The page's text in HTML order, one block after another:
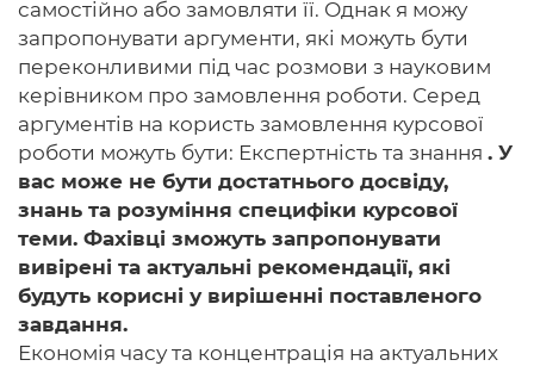
самостійно або замовляти її. Однак я можу
запропонувати аргументи, які можуть бути
переконливими під час розмови з науковим
керівником про замовлення роботи. Серед
аргументів на користь замовлення курсової
роботи можуть бути: Експертність та знання . У
вас може не бути достатнього досвіду,
знань та розуміння специфіки курсової
теми. Фахівці зможуть запропонувати
вивірені та актуальні рекомендації, які
будуть корисні у вирішенні поставленого
завдання.
Економія часу та концентрація на актуальних